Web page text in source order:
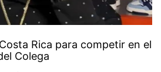
Rica para competir en el
Colega